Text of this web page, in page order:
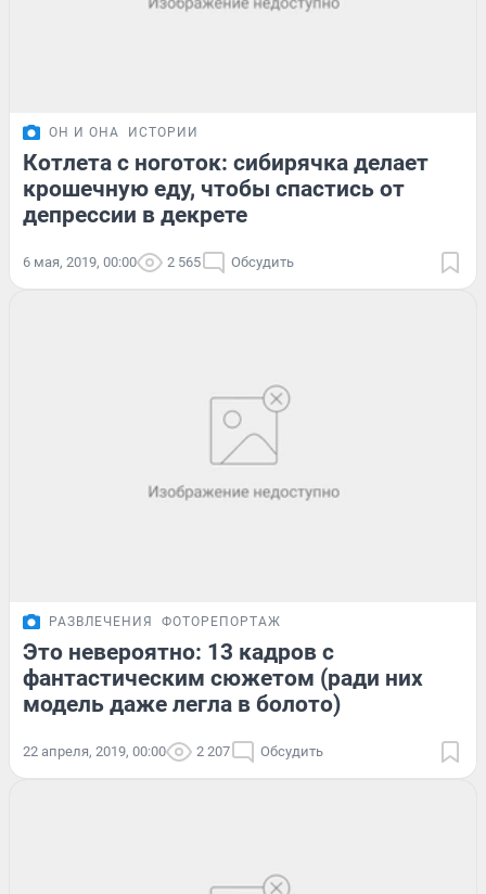
ОН И ОНА ИСТОРИИ
Котлета с ноготок: сибирячка делает
крошечную еду, чтобы спастись от
депрессии в декрете
6 мая, 2019, 00:00 2 565 Обсудить
РАЗВЛЕЧЕНИЯ ФОТОРЕПОРТАЖ
Это невероятно: 13 кадров с
фантастическим сюжетом (ради них
модель даже легла в болото)
22 апреля, 2019, 00:00 2 207 Обсудить